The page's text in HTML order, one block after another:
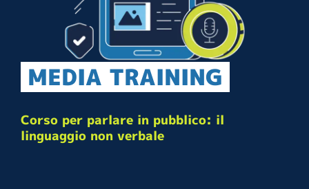
MEDIA TRAINING
Corso per parlare in pubblico: il
linguaggio non verbale